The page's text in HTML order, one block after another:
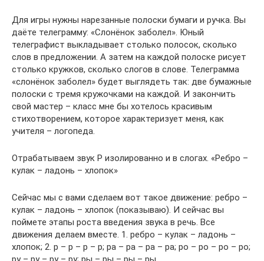
Для игры нужны нарезанные полоски бумаги и ручка. Вы
даёте телеграмму: «Слонёнок заболел». Юный
телеграфист выкладывает столько полосок, сколько
слов в предложении. А затем на каждой полоске рисует
столько кружков, сколько слогов в слове. Телеграмма
«слонёнок заболел» будет выглядеть так: две бумажные
полоски с тремя кружочками на каждой. И закончить
свой мастер – класс мне бы хотелось красивым
стихотворением, которое характеризует меня, как
учителя – логопеда.
Отрабатываем звук Р изолированно и в слогах. «Ребро –
кулак – ладонь – хлопок»
Сейчас мы с вами сделаем вот такое движение: ребро –
кулак – ладонь – хлопок (показываю). И сейчас вы
поймете этапы роста введения звука в речь. Все
движения делаем вместе. 1. ребро – кулак – ладонь –
хлопок; 2. р – р – р – р; ра – ра – ра – ра; ро – ро – ро – ро;